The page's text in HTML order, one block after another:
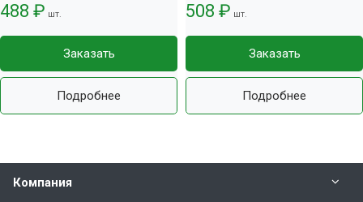
488 ₽ шт.
Заказать
Подробнее
508 ₽ шт.
Заказать
Подробнее
Компания